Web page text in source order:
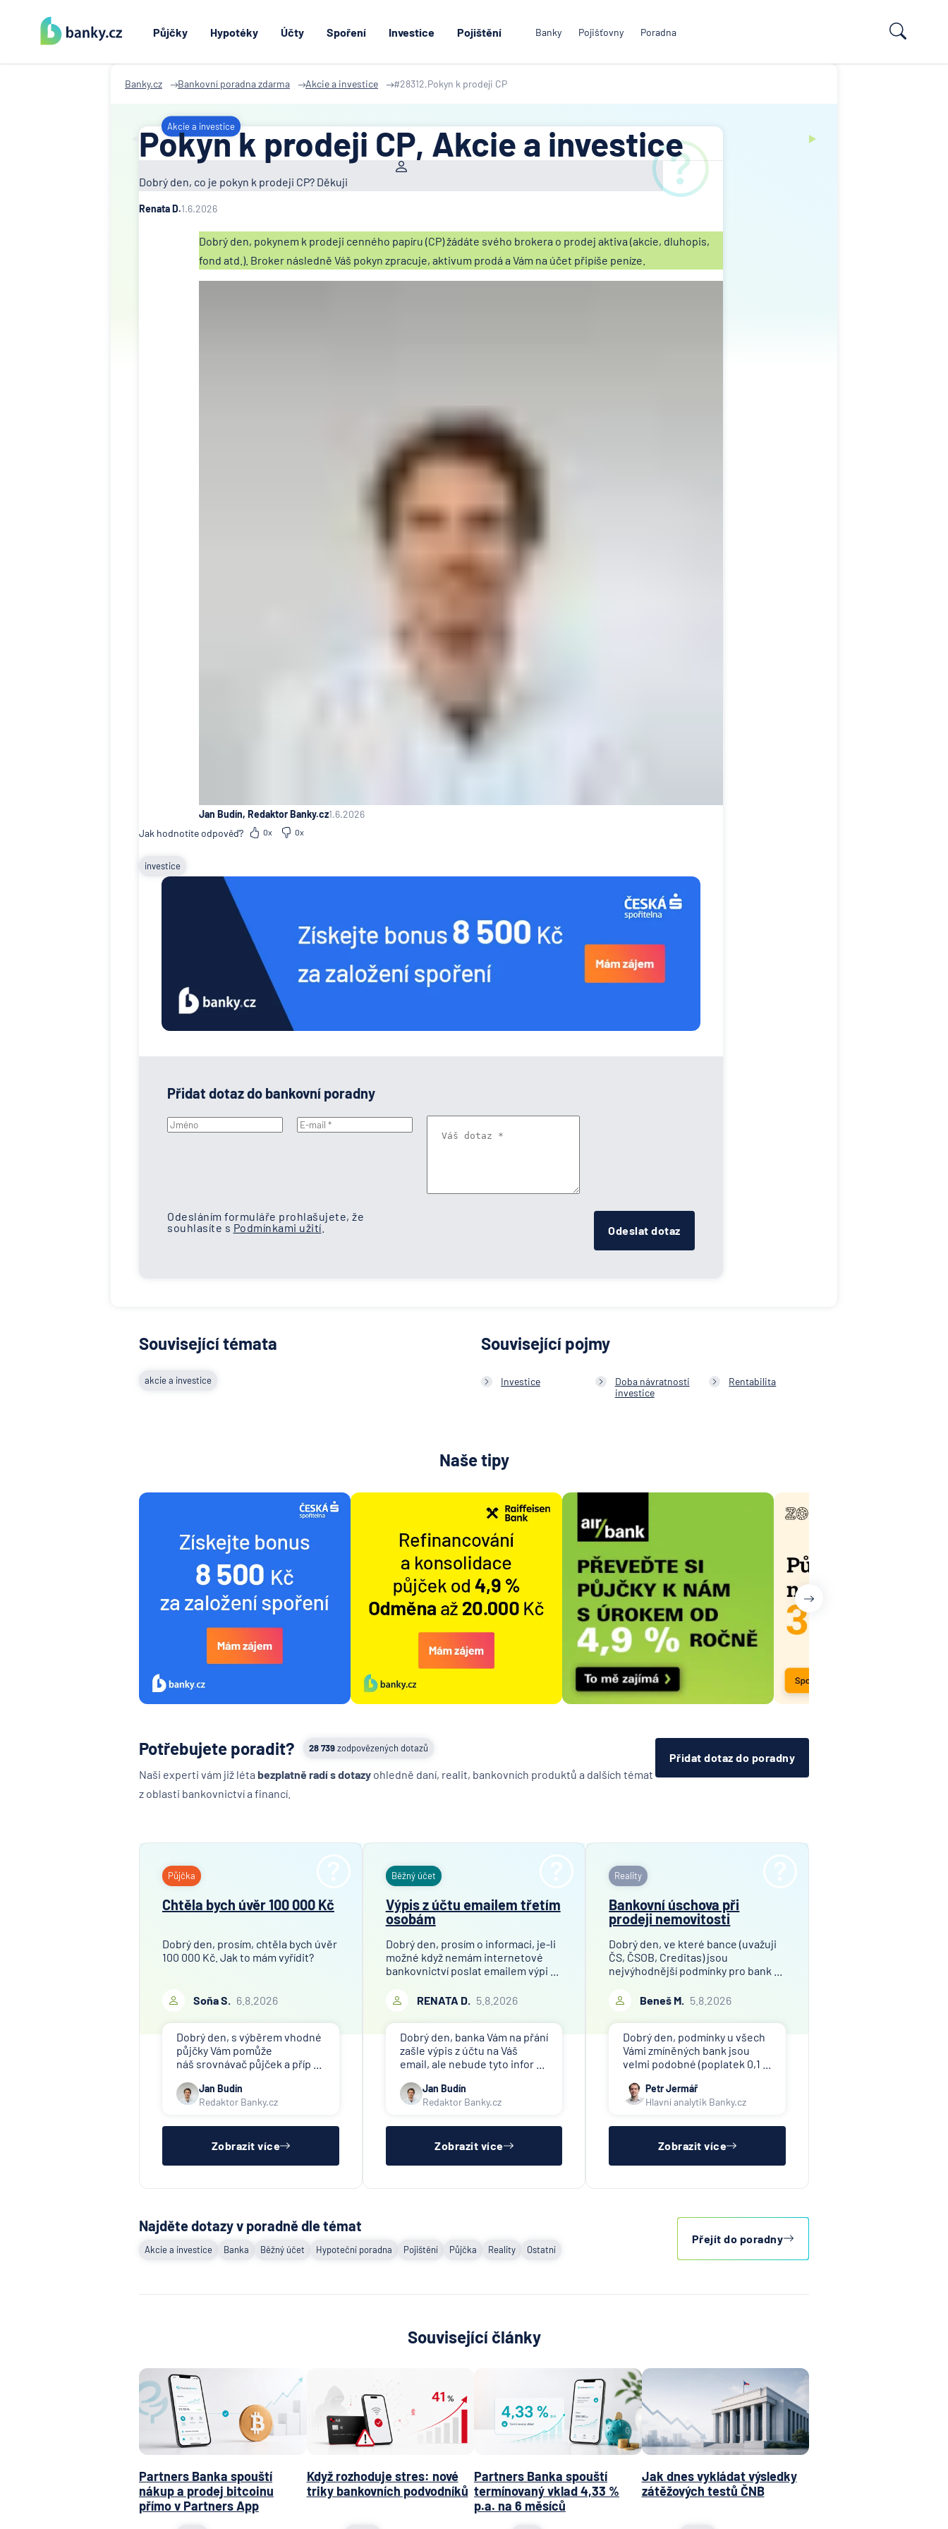
Půjčky Hypotéky Účty Spoření Investice Pojištění Banky Pojišťovny Poradna
Banky.cz Bankovní poradna zdarma Akcie a investice #28312,Pokyn k prodeji CP
Akcie a investice
Pokyn k prodeji CP, Akcie a investice
Dobrý den, co je pokyn k prodeji CP? Děkuji
Renata D.1.6.2026
Dobrý den, pokynem k prodeji cenného papíru (CP) žádáte svého brokera o prodej aktiva (akcie, dluhopis,
fond atd.). Broker následně Váš pokyn zpracuje, aktivum prodá a Vám na účet připíše peníze.
Jan Budín, Redaktor Banky.cz1.6.2026
Jak hodnotíte odpověď?
0x 0x
investice
Přidat dotaz do bankovní poradny
Odesláním formuláře prohlašujete, že
souhlasíte s Podmínkami užití Odeslat dotaz
Související témata
akcie a investice
Související pojmy
Investice
Doba návratnosti
investice
Rentabilita
Naše tipy
28 739zodpovězených dotazů
Potřebujete poradit?
Naši experti vám již léta bezplatně radí s dotazy ohledně daní, realit, bankovních produktů a dalších témat
z oblasti bankovnictví a financí.
Přidat dotaz do poradny
Půjčka
Chtěla bych úvěr 100 000 Kč
Dobrý den, prosím, chtěla bych úvěr
100 000 Kč. Jak to mám vyřídit?
Soňa S. 6.8.2026
Dobrý den, s výběrem vhodné
půjčky Vám pomůže
náš srovnávač půjček a příp ...
Jan Budín
Redaktor Banky.cz
Zobrazit více
Běžný účet
Výpis z účtu emailem třetím
osobám
Dobrý den, prosím o informaci, je-li
možné když nemám internetové
bankovnictví poslat emailem výpi ...
RENATA D. 5.8.2026
Dobrý den, banka Vám na přání
zašle výpis z účtu na Váš
email, ale nebude tyto infor ...
Jan Budín
Redaktor Banky.cz
Zobrazit více
Reality
Bankovní úschova při
prodeji nemovitosti
Dobrý den, ve které bance (uvažuji
ČS, ČSOB, Creditas) jsou
nejvýhodnější podmínky pro bank ...
Beneš M. 5.8.2026
Dobrý den, podmínky u všech
Vámi zmíněných bank jsou
velmi podobné (poplatek 0,1 ...
Petr Jermář
Hlavní analytik Banky.cz
Zobrazit více
Najděte dotazy v poradně dle témat
Akcie a investice Banka Běžný účet Hypoteční poradna Pojištění Půjčka Reality Ostatní
Přejít do poradny
Související články
Partners Banka spouští
nákup a prodej bitcoinu
přímo v Partners App
Když rozhoduje stres: nové
triky bankovních podvodníků
Partners Banka spouští
termínovaný vklad 4,33 %
p.a. na 6 měsíců
Jak dnes vykládat výsledky
zátěžových testů ČNB